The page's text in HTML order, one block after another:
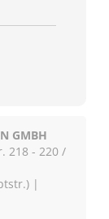
GMBH
218 - 220 /
|